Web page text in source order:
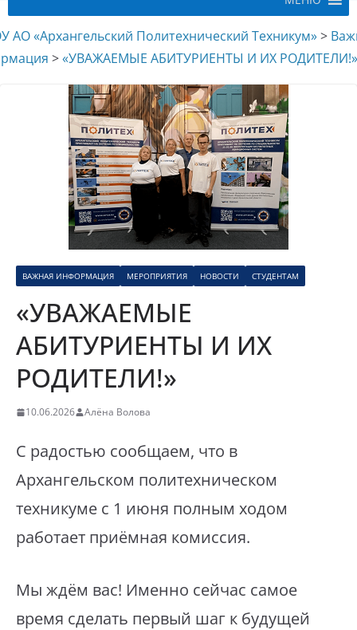
АО «Архангельский Политехнический Техникум»>
>«УВАЖАЕМЫЕ АБИТУРИЕНТЫ И ИХ РОДИТЕЛИ!»
ВАЖНАЯ ИНФОРМАЦИЯ МЕРОПРИЯТИЯ НОВОСТИ СТУДЕНТАМ
«УВАЖАЕМЫЕ
АБИТУРИЕНТЫ И ИХ
РОДИТЕЛИ!»
10.06.2026 Алёна Волова
С радостью сообщаем, что в
Архангельском политехническом
техникуме с 1 июня полным ходом
работает приёмная комиссия.
Мы ждём вас! Именно сейчас самое
время сделать первый шаг к будущей